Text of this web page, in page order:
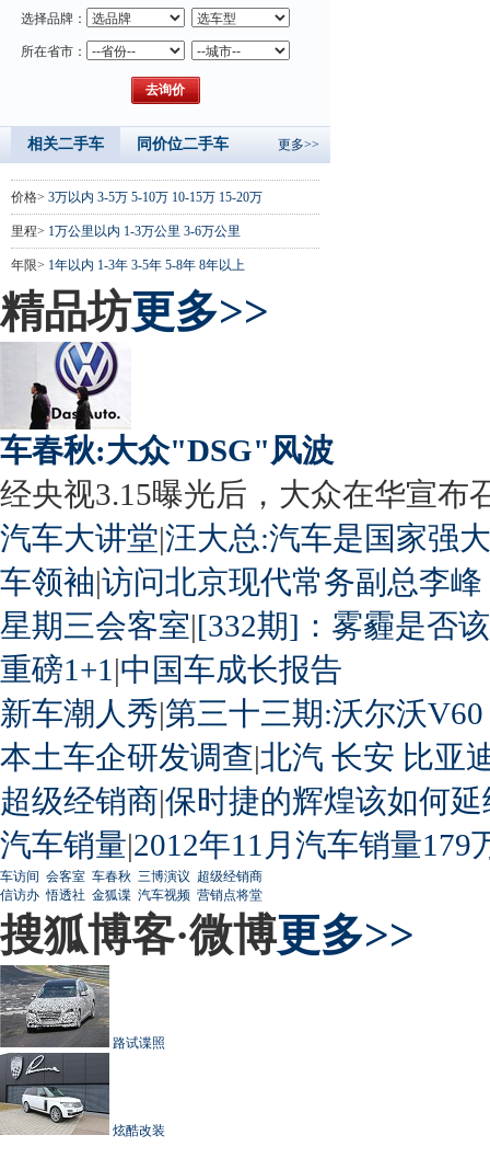
选择品牌：
所在省市：
相关二手车 同价位二手车 更多>>
价格> 3万以内 3-5万 5-10万 10-15万 15-20万
里程> 1万公里以内 1-3万公里 3-6万公里
年限> 1年以内 1-3年 3-5年 5-8年 8年以上
精品坊更多>>
车春秋:大众"DSG"风波
经央视3.15曝光后，大众在华宣布
汽车大讲堂|汪大总:汽车是国家强
车领袖|访问北京现代常务副总李峰
星期三会客室|[332期]：雾霾是否
重磅1+1 |中国车成长报告
新车潮人秀|第三十三期:沃尔沃
本土车企研发调查|北汽 长安 比亚
超级经销商|保时捷的辉煌该如何延
汽车销量|2012年11月汽车销量179
车访间 会客室 车春秋 三博演议 超级经销商
信访办 悟透社 金狐谍 汽车视频 营销点将堂
搜狐博客·微博更多>>
路试谍照
炫酷改装